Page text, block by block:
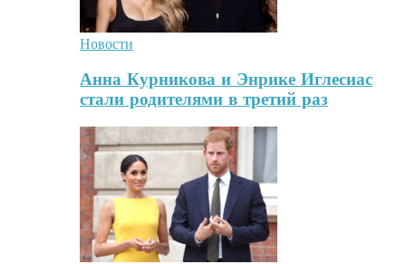
Новости
Анна Курникова и Энрике Иглесиас
стали родителями в третий раз